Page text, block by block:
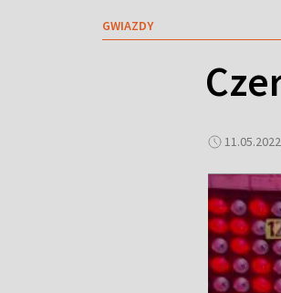
GWIAZDY